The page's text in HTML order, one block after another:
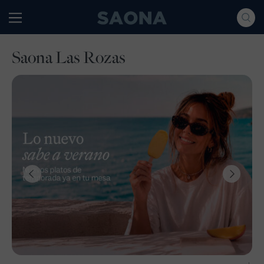
Grupo Saona
Saona Las Rozas